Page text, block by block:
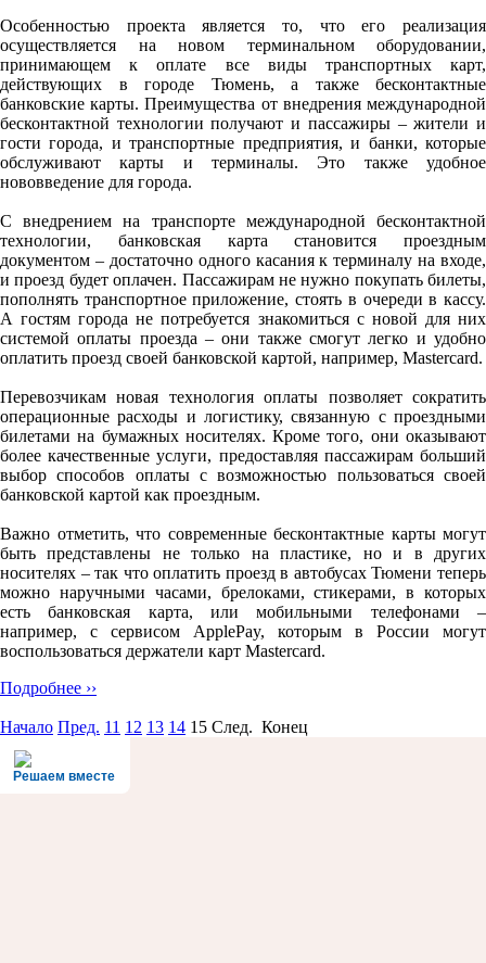
Особенностью проекта является то, что его реализация
осуществляется на новом терминальном оборудовании,
принимающем к оплате все виды транспортных карт,
действующих в городе Тюмень, а также бесконтактные
банковские карты. Преимущества от внедрения международной
бесконтактной технологии получают и пассажиры – жители и
гости города, и транспортные предприятия, и банки, которые
обслуживают карты и терминалы. Это также удобное
нововведение для города.
С внедрением на транспорте международной бесконтактной
технологии, банковская карта становится проездным
документом – достаточно одного касания к терминалу на входе,
и проезд будет оплачен. Пассажирам не нужно покупать билеты,
пополнять транспортное приложение, стоять в очереди в кассу.
А гостям города не потребуется знакомиться с новой для них
системой оплаты проезда – они также смогут легко и удобно
оплатить проезд своей банковской картой, например, Mastercard.
Перевозчикам новая технология оплаты позволяет сократить
операционные расходы и логистику, связанную с проездными
билетами на бумажных носителях. Кроме того, они оказывают
более качественные услуги, предоставляя пассажирам больший
выбор способов оплаты с возможностью пользоваться своей
банковской картой как проездным.
Важно отметить, что современные бесконтактные карты могут
быть представлены не только на пластике, но и в других
носителях – так что оплатить проезд в автобусах Тюмени теперь
можно наручными часами, брелоками, стикерами, в которых
есть банковская карта, или мобильными телефонами –
например, с сервисом ApplePay, которым в России могут
воспользоваться держатели карт Mastercard.
Подробнее ››
Начало Пред. 11 12 13 14 15 След. Конец
Решаем вместе